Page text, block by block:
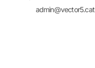
admin@vector5.cat